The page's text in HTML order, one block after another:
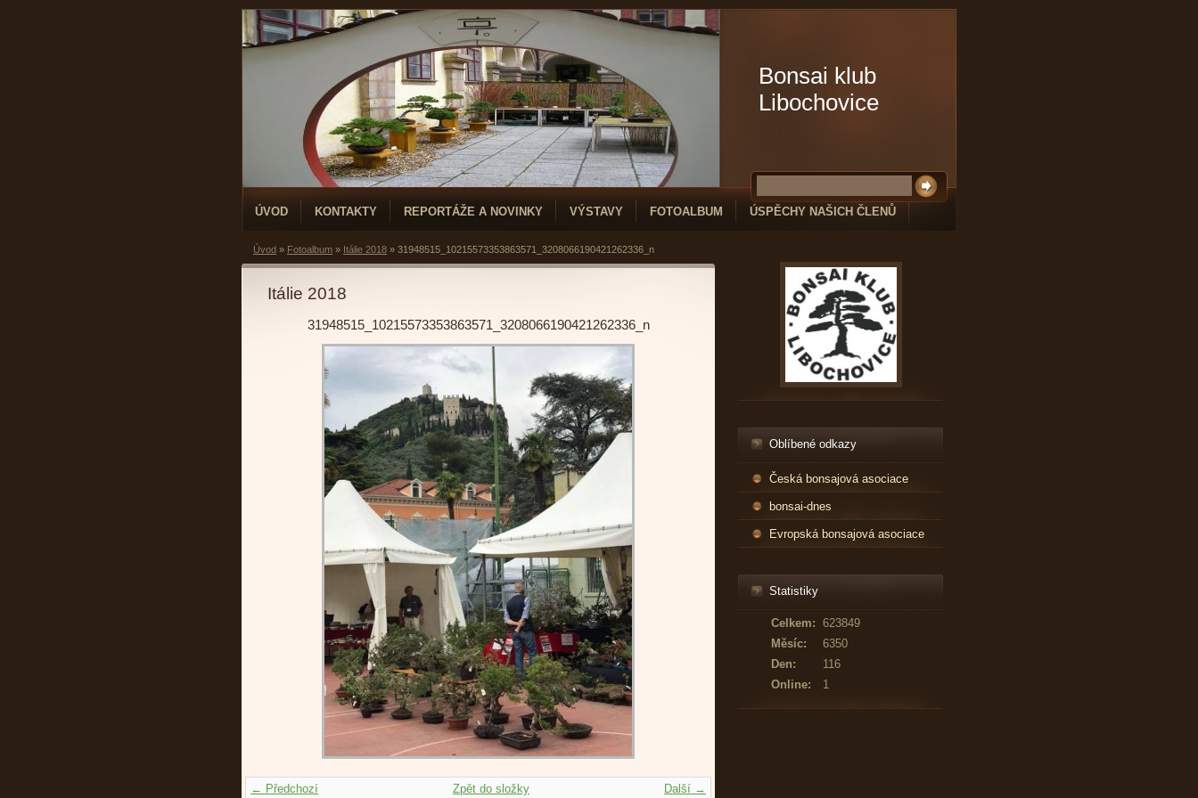
Bonsai klub
Libochovice
ÚVOD KONTAKTY REPORTÁŽE A NOVINKY VÝSTAVY FOTOALBUM ÚSPĚCHY NAŠICH ČLENŮ
Úvod » Fotoalbum » Itálie 2018 » 31948515_10215573353863571_3208066190421262336_n
Itálie 2018
31948515_10215573353863571_3208066190421262336_n
← Předchozí Další →
Zpět do složky
Oblíbené odkazy
Česká bonsajová asociace
bonsai-dnes
Evropská bonsajová asociace
Statistiky
Online: 1
Celkem: 623849
Měsíc:
6350
Den:
116